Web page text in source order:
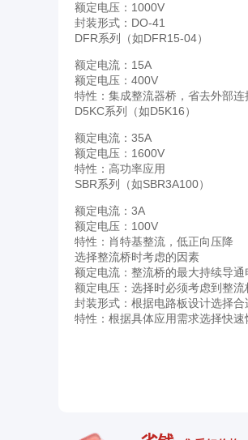
额定电压：1000V
封装形式：DO-41
DFR系列（如DFR15-04）
额定电流：15A
额定电压：400V
特性：集成整流器桥，省去外部连
D5KC系列（如D5K16）
额定电流：35A
额定电压：1600V
特性：高功率应用
SBR系列（如SBR3A100）
额定电流：3A
额定电压：100V
特性：肖特基整流，低正向压降
选择整流桥时考虑的因素
额定电流：整流桥的最大持续导通
额定电压：选择时必须考虑到整
封装形式：根据电路板设计选择合
特性：根据具体应用需求选择快速